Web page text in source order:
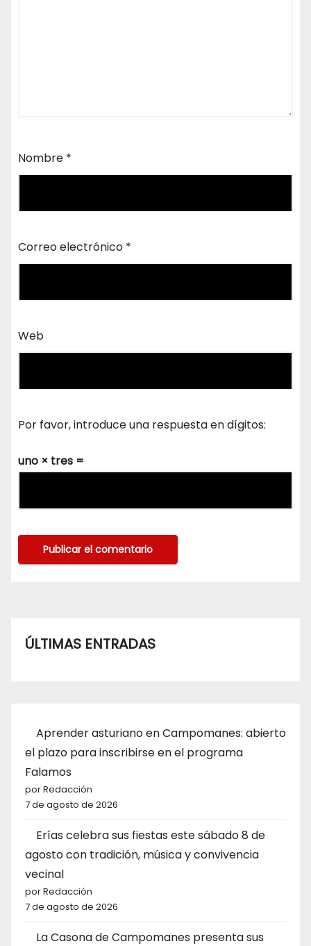
Nombre *
Correo electrónico *
Web
Por favor, introduce una respuesta en dígitos:
uno × tres =
ÚLTIMAS ENTRADAS
Aprender asturiano en Campomanes: abierto
el plazo para inscribirse en el programa
Falamos
por Redacción
7 de agosto de 2026
Erías celebra sus fiestas este sábado 8 de
agosto con tradición, música y convivencia
vecinal
por Redacción
7 de agosto de 2026
La Casona de Campomanes presenta sus